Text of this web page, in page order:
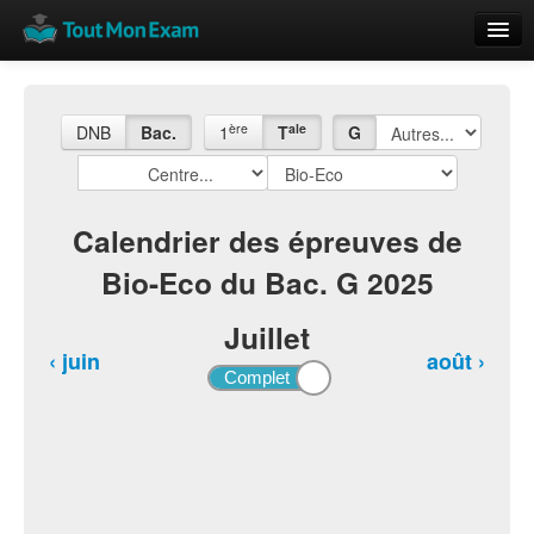
Vue globale
Rajouter
Résultats
DNB Bac. 1 ère Tale G
Calendrier des épreuves de
Bio-Eco du Bac. G 2025
Juillet
‹ juin août ›